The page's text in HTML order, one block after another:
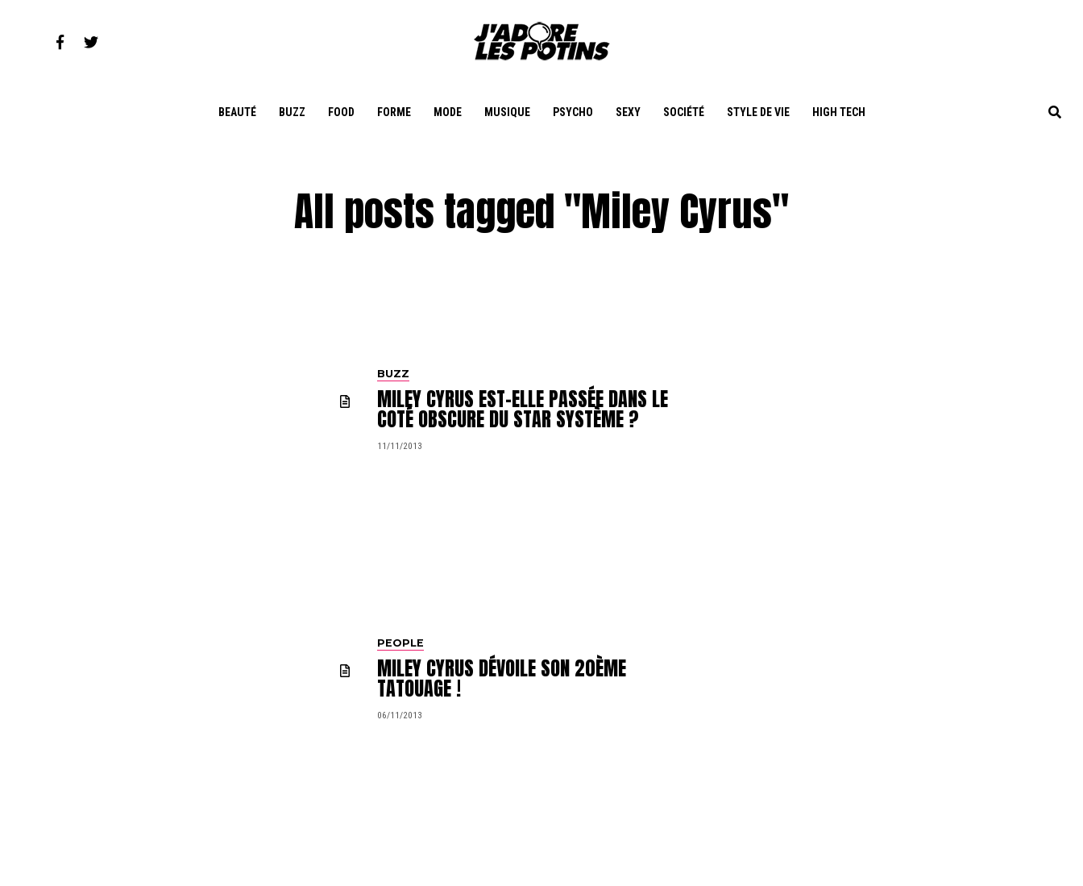
BEAUTÉ BUZZ FOOD FORME MODE MUSIQUE PSYCHO SEXY SOCIÉTÉ STYLE DE VIE HIGH TECH
All posts tagged "Miley Cyrus"
BUZZ
MILEY CYRUS EST-ELLE PASSÉE DANS LE
COTÉ OBSCURE DU STAR SYSTÈME ?
11/11/2013
PEOPLE
MILEY CYRUS DÉVOILE SON 20ÈME
TATOUAGE !
06/11/2013